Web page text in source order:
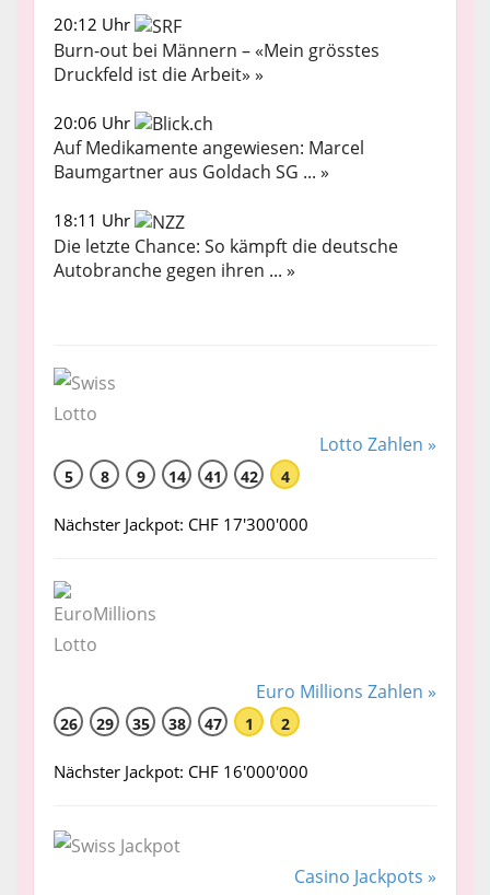
20:12 Uhr
Burn-out bei Männern – «Mein grösstes
Druckfeld ist die Arbeit» »
20:06 Uhr
Auf Medikamente angewiesen: Marcel
Baumgartner aus Goldach SG ... »
18:11 Uhr
Die letzte Chance: So kämpft die deutsche
Autobranche gegen ihren ... »
Lotto Zahlen »
5 8 9 14 41 42 4
Nächster Jackpot: CHF 17'300'000
Euro Millions Zahlen »
26 29 35 38 47 1 2
Nächster Jackpot: CHF 16'000'000
Casino Jackpots »